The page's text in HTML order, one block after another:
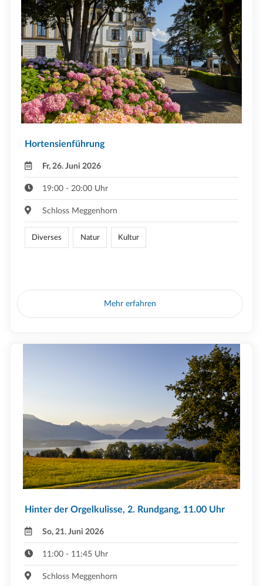
Hortensienführung
Fr, 26. Juni 2026
19:00 - 20:00 Uhr
Schloss Meggenhorn
Diverses Natur Kultur
Mehr erfahren
Hinter der Orgelkulisse, 2. Rundgang, 11.00 Uhr
So, 21. Juni 2026
11:00 - 11:45 Uhr
Schloss Meggenhorn